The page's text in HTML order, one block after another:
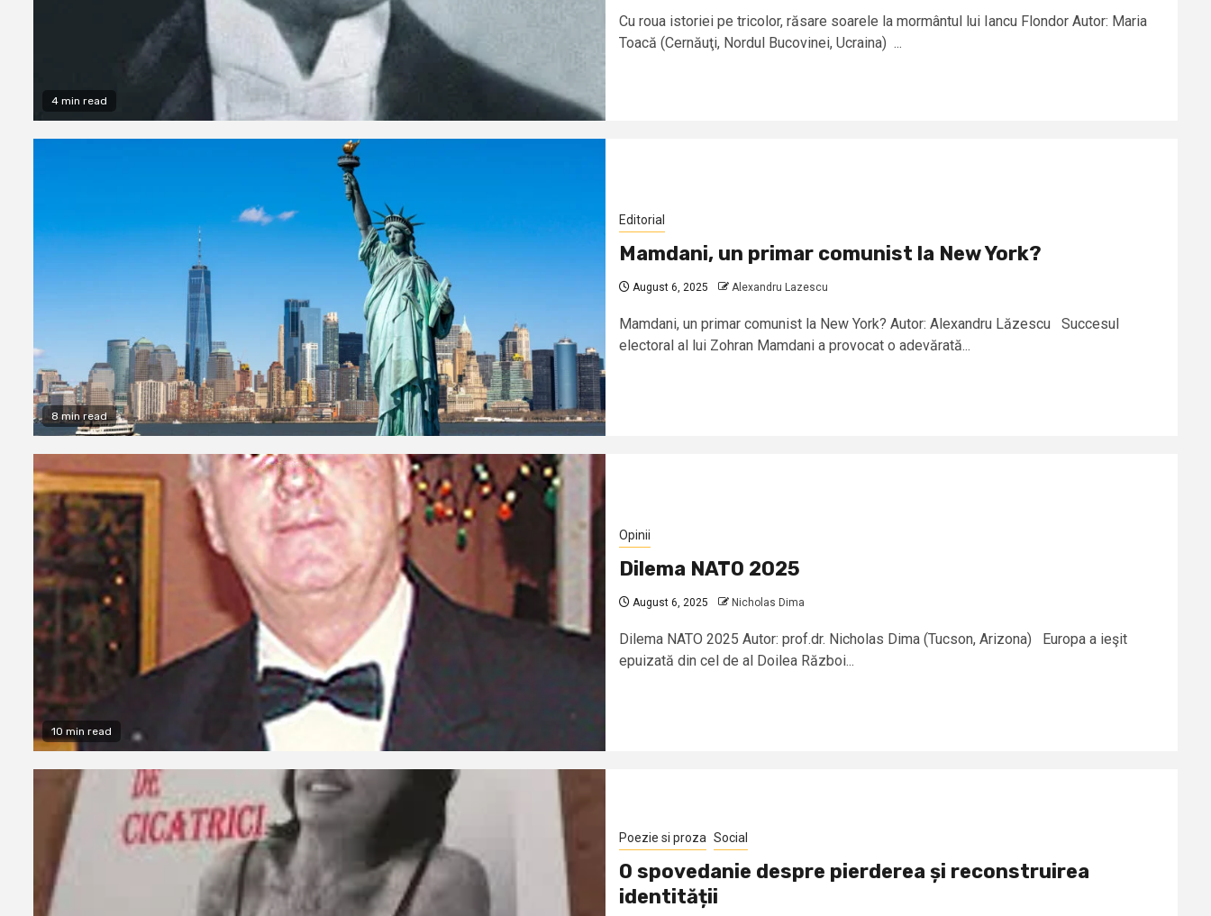
4 min read
Cu roua istoriei pe tricolor, răsare soarele la mormântul lui Iancu Flondor Autor: Maria
Toacă (Cernăuţi, Nordul Bucovinei, Ucraina) ...
8 min read
Editorial
Mamdani, un primar comunist la New York?
August 6, 2025 Alexandru Lazescu
Mamdani, un primar comunist la New York? Autor: Alexandru Lăzescu Succesul
electoral al lui Zohran Mamdani a provocat o adevărată...
10 min read
Opinii
Dilema NATO 2025
August 6, 2025 Nicholas Dima
Dilema NATO 2025 Autor: prof.dr. Nicholas Dima (Tucson, Arizona) Europa a ieşit
epuizată din cel de al Doilea Război...
Poezie si proza Social
O spovedanie despre pierderea și reconstruirea
identității